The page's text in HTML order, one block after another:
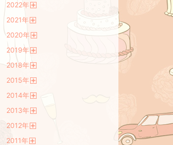
2022年
2021年
2020年
2019年
2018年
2015年
2014年
2013年
2012年
2011年